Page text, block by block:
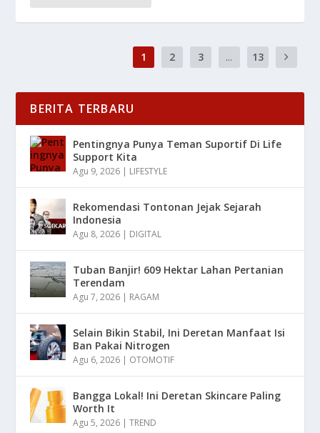
1 2 3 ... 13
BERITA TERBARU
Pentingnya Punya Teman Suportif Di Life
Support Kita
Agu 9, 2026 | LIFESTYLE
Rekomendasi Tontonan Jejak Sejarah
Indonesia
Agu 8, 2026 | DIGITAL
Tuban Banjir! 609 Hektar Lahan Pertanian
Terendam
Agu 7, 2026 | RAGAM
Selain Bikin Stabil, Ini Deretan Manfaat Isi
Ban Pakai Nitrogen
Agu 6, 2026 | OTOMOTIF
Bangga Lokal! Ini Deretan Skincare Paling
Worth It
Agu 5, 2026 |TREND